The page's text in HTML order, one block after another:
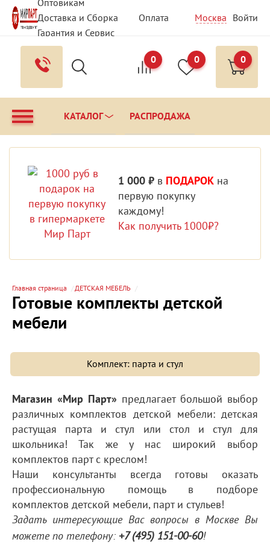
Оптовикам
Доставка и Сборка
Оплата
Гарантия и Сервис
Вопрос - Ответ
Контакты
Москва Войти
0 0 0
КАТАЛОГ РАСПРОДАЖА
1 000 ₽ в ПОДАРОК на
первую покупку
каждому!
Как получить 1000₽?
Главная страница ДЕТСКАЯ МЕБЕЛЬ
Готовые комплекты детской
мебели
Комплект: парта и стул
Магазин «Мир Парт» предлагает большой выбор
различных комплектов детской мебели: детская
растущая парта и стул или стол и стул для
школьника! Так же у нас широкий выбор
комплектов парт с креслом!
Наши консультанты всегда готовы оказать
профессиональную помощь в подборе
комплектов детской мебели, парт и стульев!
Задать интересующие Вас вопросы в Москве Вы
можете по телефону: +7 (495) 151-00-60!